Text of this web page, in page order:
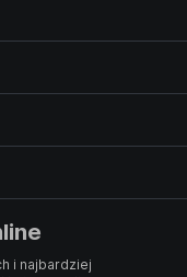
i najbardziej